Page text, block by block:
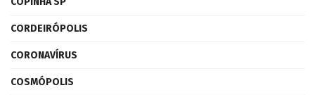
CORDEIRÓPOLIS
CORONAVÍRUS
COSMÓPOLIS